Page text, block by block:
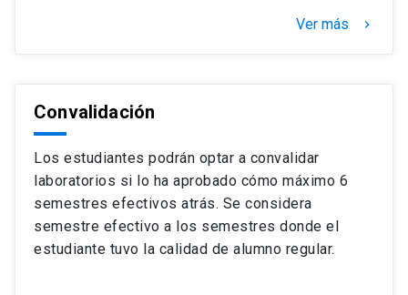
Ver más keyboard_arrow_right
Convalidación
Los estudiantes podrán optar a convalidar
laboratorios si lo ha aprobado cómo máximo 6
semestres efectivos atrás. Se considera
semestre efectivo a los semestres donde el
estudiante tuvo la calidad de alumno regular.